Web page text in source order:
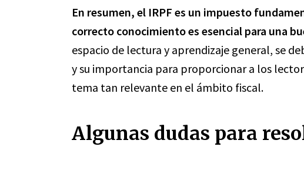
En resumen, el IRPF es un impuesto
correcto conocimiento es esencial para una
espacio de lectura y aprendizaje general, se
y su importancia para proporcionar a los
tema tan relevante en el ámbito fiscal.
Algunas dudas para